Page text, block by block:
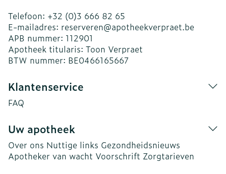
Telefoon: +32 (0)3 666 82 65
E-mailadres: reserveren@apotheekverpraet.be
APB nummer: 112901
Apotheek titularis: Toon Verpraet
BTW nummer: BE0466165667
Klantenservice
FAQ
Uw apotheek
Over ons Nuttige links Gezondheidsnieuws
Apotheker van wacht Voorschrift Zorgtarieven